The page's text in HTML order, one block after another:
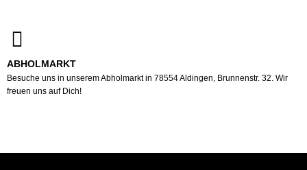
ABHOLMARKT
Besuche uns in unserem Abholmarkt in 78554 Aldingen, Brunnenstr. 32. Wir
freuen uns auf Dich!